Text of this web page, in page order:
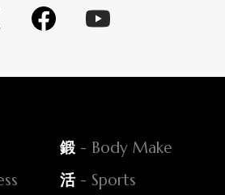
鍛 - Body Make
活- Sports